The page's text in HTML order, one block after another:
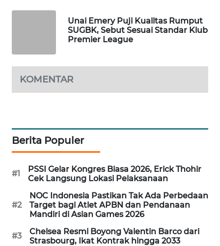
Unai Emery Puji Kualitas Rumput
SUGBK, Sebut Sesuai Standar Klub
Premier League
KOMENTAR
Berita Populer
#1
PSSI Gelar Kongres Biasa 2026, Erick Thohir
Cek Langsung Lokasi Pelaksanaan
#2
NOC Indonesia Pastikan Tak Ada Perbedaan
Target bagi Atlet APBN dan Pendanaan
Mandiri di Asian Games 2026
#3
Chelsea Resmi Boyong Valentin Barco dari
Strasbourg, Ikat Kontrak hingga 2033
WAHANA
LAPAK
WAHANA
Wahana
KONSUMEN
LISTRIK
MASYARAKAT
KELISTRIKAN
WALINKI
ID
MAWAKA